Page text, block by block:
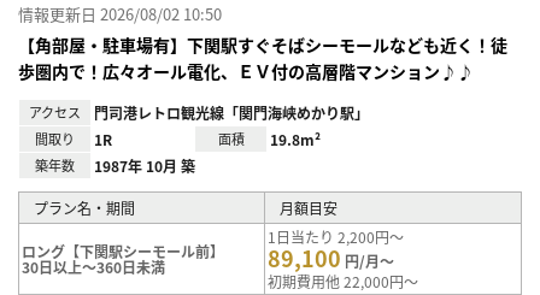
情報更新日 2026/08/02 10:50
【角部屋・駐車場有】下関駅すぐそばシーモールなども近く！徒
歩圏内で！広々オール電化、ＥＶ付の高層階マンション♪♪
アクセス 門司港レトロ観光線「関門海峡めかり駅」
間取り 1R 面積 19.8m²
築年数 1987年 10月 築
プラン名・期間 月額目安
ロング【下関駅シーモール前】
30日以上～360日未満
1日当たり 2,200円～
89,100 円/月～
初期費用他 22,000円～